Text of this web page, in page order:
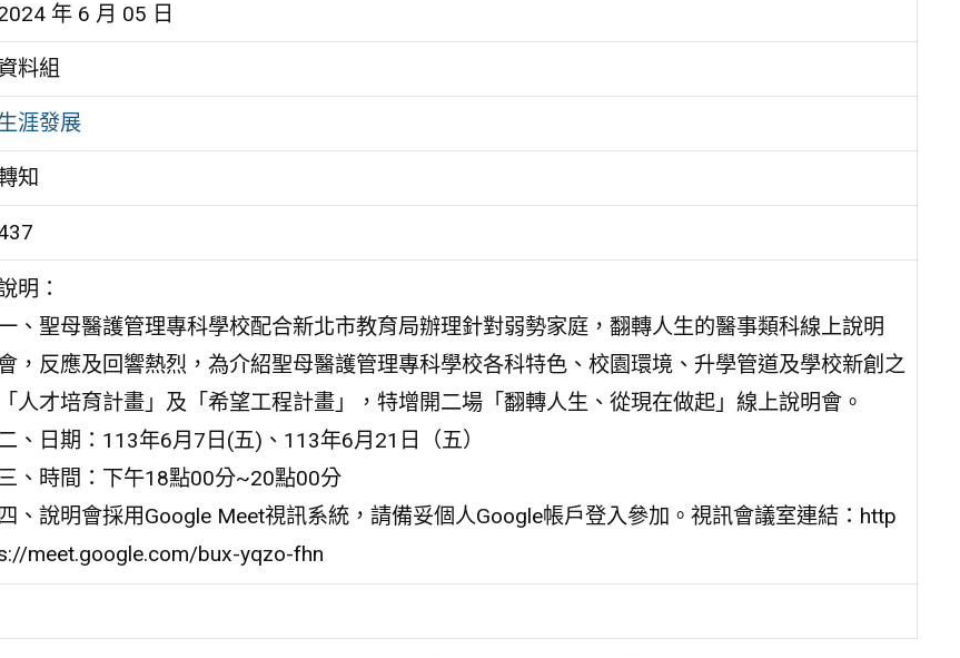
年 6 月 05 日
料組
涯發展
知
明：
、聖母醫護管理專科學校配合新北市教育局辦理針對弱勢家庭，翻轉人生的醫事類科線上說明
，反應及回響熱烈，為介紹聖母醫護管理專科學校各科特色、校園環境、升學管道及學校新創之
「人才培育計畫」及「希望工程計畫」，特增開二場「翻轉人生、從現在做起」線上說明會。
、日期：113年6月7日(五)、113年6月21日（五）
、時間：下午18點00分~20點00分
四、說明會採用Google Meet視訊系統，請備妥個人Google帳戶登入參加。視訊會議室連結：http
meet.google.com/bux-yqzo-fhn